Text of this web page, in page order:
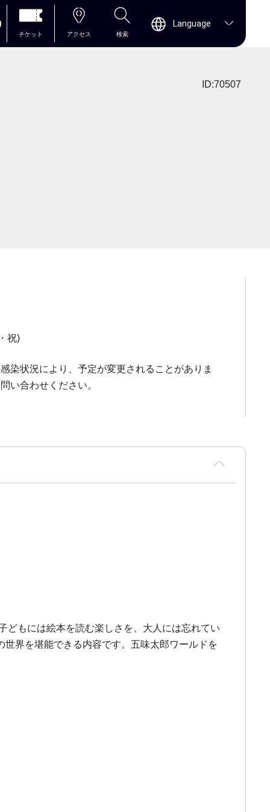
チケット アクセス 検索
Language
ID:70507
祝)
染状況により、予定が変更されることがありま
い合わせください。
どもには絵本を読む楽しさを、大人には忘れてい
界を堪能できる内容です。五味太郎ワールドを